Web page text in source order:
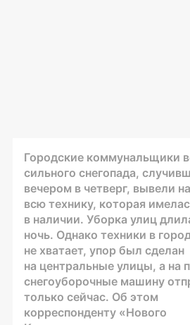
Городские коммунальщики
сильного снегопада,
вечером в четверг, вывели
всю технику, которая
в наличии. Уборка улиц
ночь. Однако техники в
не хватает, упор был сделан
на центральные улицы, а на
снегоуборочные машину
только сейчас. Об этом
корреспонденту «Нового